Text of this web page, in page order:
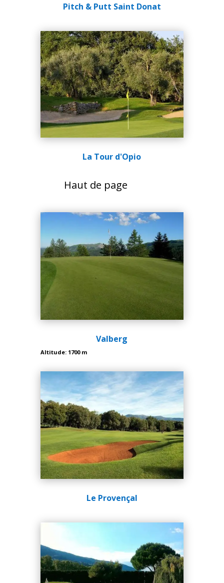
Pitch & Putt Saint Donat
La Tour d'Opio
Haut de page
Valberg
Altitude: 1700 m
Le Provençal